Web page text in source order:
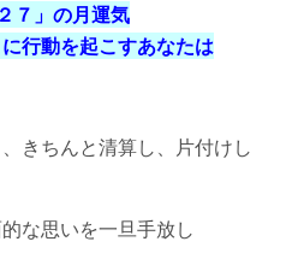
」の月運気
行動を起こすあなたは
きちんと清算し、片付けし
な思いを一旦手放し